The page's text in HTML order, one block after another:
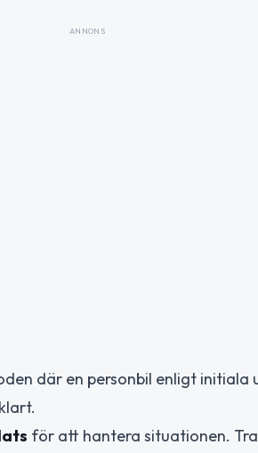
ANNONS
där en personbil enligt initiala
för att hantera situationen.